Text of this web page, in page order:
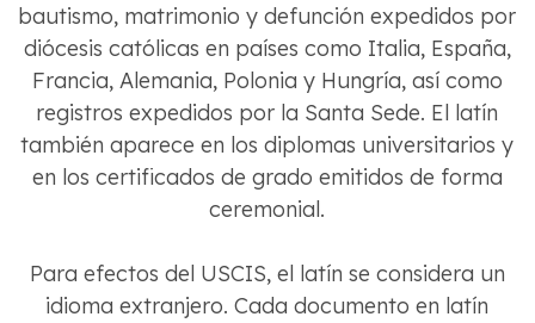
bautismo, matrimonio y defunción expedidos por
diócesis católicas en países como Italia, España,
Francia, Alemania, Polonia y Hungría, así como
registros expedidos por la Santa Sede. El latín
también aparece en los diplomas universitarios y
en los certificados de grado emitidos de forma
ceremonial.
Para efectos del USCIS, el latín se considera un
idioma extranjero. Cada documento en latín